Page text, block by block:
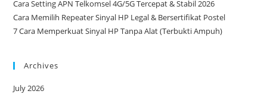
Cara Setting APN Telkomsel 4G/5G Tercepat & Stabil 2026
Cara Memilih Repeater Sinyal HP Legal & Bersertifikat Postel
7 Cara Memperkuat Sinyal HP Tanpa Alat (Terbukti Ampuh)
Archives
July 2026